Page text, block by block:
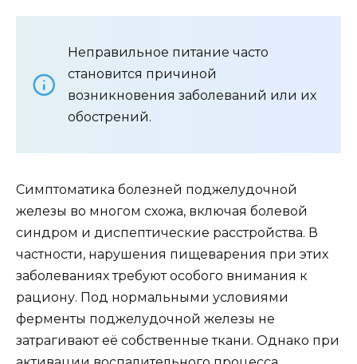
Неправильное питание часто
становится причиной
возникновения заболеваний или их
обострений.
Симптоматика болезней поджелудочной
железы во многом схожа, включая болевой
синдром и диспептические расстройства. В
частности, нарушения пищеварения при этих
заболеваниях требуют особого внимания к
рациону. Под нормальными условиями
ферменты поджелудочной железы не
затрагивают её собственные ткани. Однако при